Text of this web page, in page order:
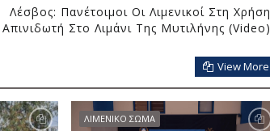
Λέσβος: Πανέτοιμοι Οι Λιμενικοί Στη Χρήση
Απινιδωτή Στο Λιμάνι Της Μυτιλήνης (video)
View More
ΛΙΜΕΝΙΚΟ ΣΩΜΑ